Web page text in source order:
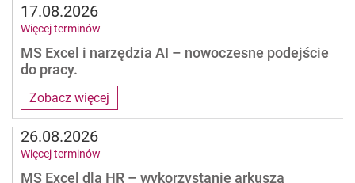
Zobacz więcej
MS Excel i narzędzia AI – nowoczesne podejście
do pracy.
17.08.2026
Więcej terminów
MS Excel dla HR – wykorzystanie arkusza
26.08.2026
Więcej terminów